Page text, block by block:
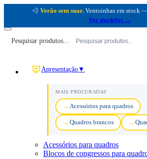
💨 Verão sem suar. Ventoinhas em stock
Ver modelos →
Pesquisar produtos...
Apresentação ▼
MAIS PROCURADAS
Acessórios para quadros
Quadros brancos
Acessórios para quadros
Blocos de congressos para